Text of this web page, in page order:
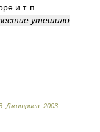
и т. п.
утешило
Дмитриев. 2003